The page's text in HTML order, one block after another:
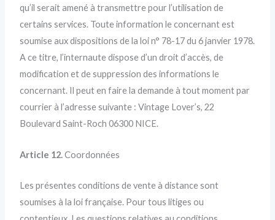
qu’il serait amené à transmettre pour l’utilisation de
certains services. Toute information le concernant est
soumise aux dispositions de la loi n° 78-17 du 6 janvier 1978.
A ce titre, l’internaute dispose d’un droit d’accès, de
modification et de suppression des informations le
concernant. Il peut en faire la demande à tout moment par
courrier à l’adresse suivante : Vintage Lover’s, 22
Boulevard Saint-Roch 06300 NICE.
Article 12.Coordonnées
Les présentes conditions de vente à distance sont
soumises à la loi française. Pour tous litiges ou